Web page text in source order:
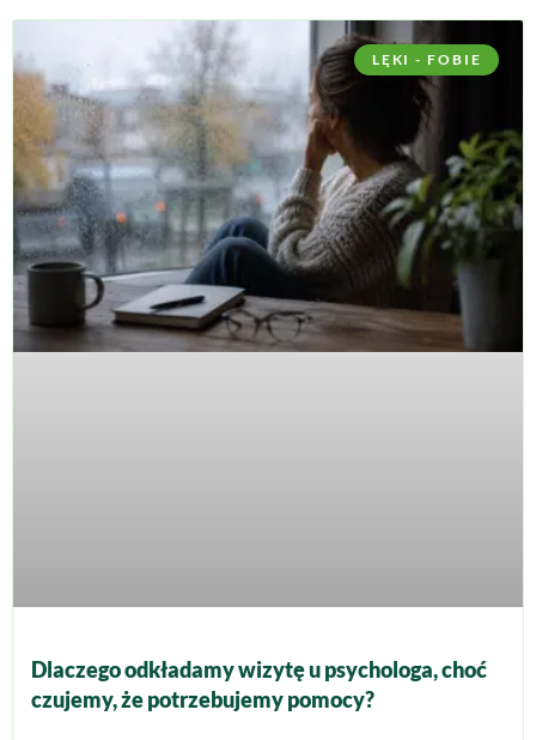
LĘKI - FOBIE
Dlaczego odkładamy wizytę u psychologa, choć
czujemy, że potrzebujemy pomocy?